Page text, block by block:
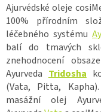
Ajurvédské oleje
100% přírodním
léčebného systému
balí do tmavých
znehodnocení
Ayurveda Tridosha
(Vata, Pitta,
masážní olej